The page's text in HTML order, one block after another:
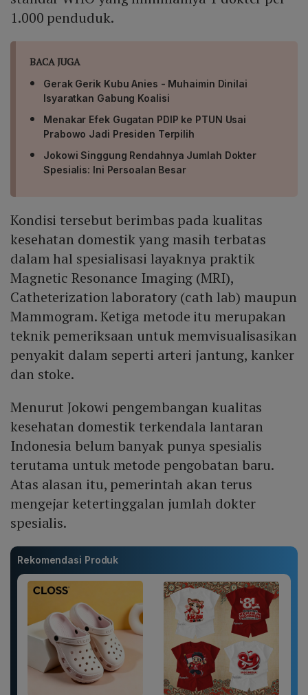
1.000 penduduk.
BACA JUGA
Gerak Gerik Kubu Anies - Muhaimin Dinilai
Isyaratkan Gabung Koalisi
Menakar Efek Gugatan PDIP ke PTUN Usai
Prabowo Jadi Presiden Terpilih
Jokowi Singgung Rendahnya Jumlah Dokter
Spesialis: Ini Persoalan Besar
Kondisi tersebut berimbas pada kualitas
kesehatan domestik yang masih terbatas
dalam hal spesialisasi layaknya praktik
Magnetic Resonance Imaging (MRI),
Catheterization laboratory (cath lab) maupun
Mammogram. Ketiga metode itu merupakan
teknik pemeriksaan untuk memvisualisasikan
penyakit dalam seperti arteri jantung, kanker
dan stoke.
Menurut Jokowi pengembangan kualitas
kesehatan domestik terkendala lantaran
Indonesia belum banyak punya spesialis
terutama untuk metode pengobatan baru.
Atas alasan itu, pemerintah akan terus
mengejar ketertinggalan jumlah dokter
spesialis.
Rekomendasi Produk